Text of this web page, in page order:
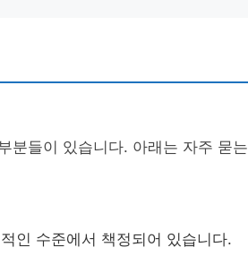
분들이 있습니다. 아래는 자주 묻는
인 수준에서 책정되어 있습니다.